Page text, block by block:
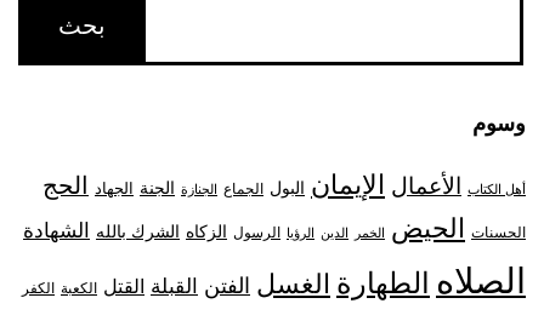
وسوم
أهل الكتاب الأعمال الإيمان البول الجماع الجنازة الجنة الجهاد الحج
الحسنات الحيض الخمر الدين الرؤيا الرسول الزكاه الشرك بالله الشهادة
الصلاه الطهارة الغسل الفتن القبلة القتل الكعبة الكفر